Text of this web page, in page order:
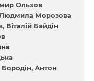
Ольхов
Людмила Морозова
Віталій Байдін
Бородін Антон